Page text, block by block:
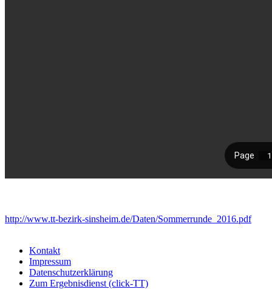
http://www.tt-bezirk-sinsheim.de/Daten/Sommerrunde_2016.pdf
Kontakt
Impressum
Datenschutzerklärung
Zum Ergebnisdienst (click-TT)